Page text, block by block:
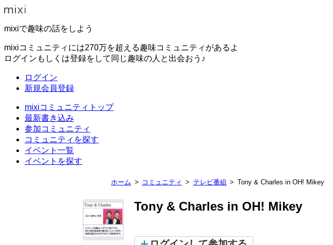
mixiで趣味の話をしよう
mixiコミュニティには270万を超える趣味コミュニティがあるよ
ログインもしくは登録をして同じ趣味の人と出会おう♪
ログイン
新規会員登録
mixiコミュニティトップ
最新書き込み
参加コミュニティ
コミュニティを探す
イベント一覧
イベントを探す
ホーム コミュニティ テレビ番組 Tony & Charles in OH! Mikey
Tony & Charles in OH! Mikey